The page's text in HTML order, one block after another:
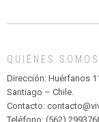
PARQUE
QUIÉNES SOMOS
Dirección: Huérfanos
Santiago – Chile.
Contacto:
Teléfono: (562)